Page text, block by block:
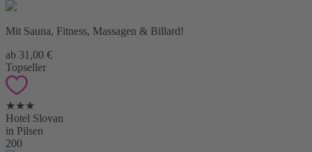
Mit Sauna, Fitness, Massagen & Billard!
ab 31,00 €
Topseller
★★★
Hotel Slovan
in Pilsen
200